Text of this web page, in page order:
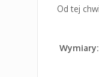
Od tej
Wymiary: